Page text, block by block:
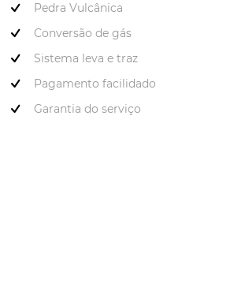
Pedra Vulcânica
Conversão de gás
Sistema leva e traz
Pagamento facilidado
Garantia do serviço